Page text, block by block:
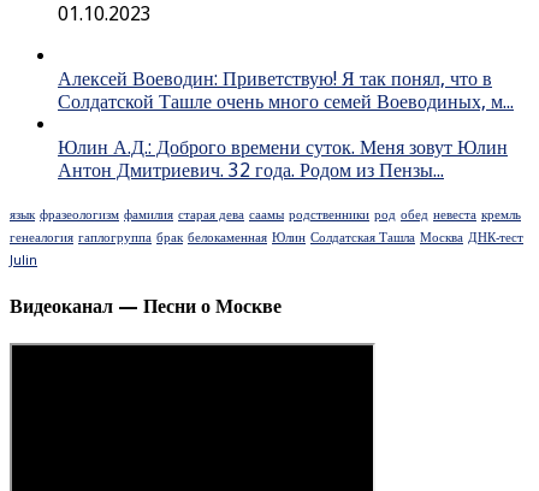
01.10.2023
Алексей Воеводин: Приветствую! Я так понял, что в
Солдатской Ташле очень много семей Воеводиных, м...
Юлин А.Д.: Доброго времени суток. Меня зовут Юлин
Антон Дмитриевич. 32 года. Родом из Пензы...
язык фразеологизм фамилия старая дева саамы родственники род обед невеста кремль
генеалогия гаплогруппа брак белокаменная Юлин Солдатская Ташла Москва ДНК-тест
Julin
Видеоканал — Песни о Москве